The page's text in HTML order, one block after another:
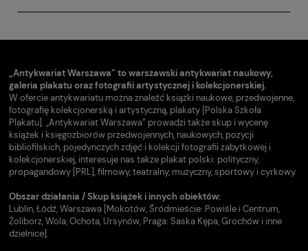
„Antykwariat Warszawa” to warszawski antykwariat naukowy,
galeria plakatu oraz fotografii artystycznej i kolekcjonerskiej.
W ofercie antykwariatu można znaleźć książki naukowe, przedwojenne,
fotografię kolekcjonerską i artystyczną, plakaty [Polska Szkoła
Plakatu]. „Antykwariat Warszawa” prowadzi także skup i wycenę
książek i księgozbiorów przedwojennych, naukowych, pozycji
bibliofilskich, pojedynczych zdjęć i kolekcji fotografii zabytkowej i
kolekcjonerskiej, interesuje nas także plakat polski: polityczny,
propagandowy [PRL], filmowy, teatralny, muzyczny, sportowy i cyrkowy.
Obszar działania / Skup książek i innych obiektów:
Lublin, Łódź, Warszawa [Mokotów, Śródmieście: Powiśle i Centrum,
Żoliborz, Wola, Ochota, Ursynów, Praga: Saska Kępa, Grochów i inne
dzielnice].